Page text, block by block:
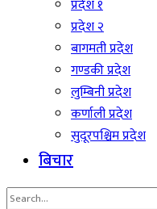
प्रदेश १
प्रदेश २
बागमती प्रदेश
गण्डकी प्रदेश
लुम्बिनी प्रदेश
कर्णाली प्रदेश
सुदूरपश्चिम प्रदेश
बिचार